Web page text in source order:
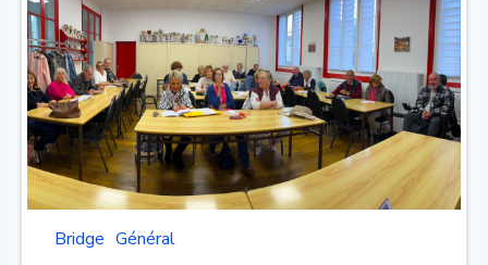
Bridge Général